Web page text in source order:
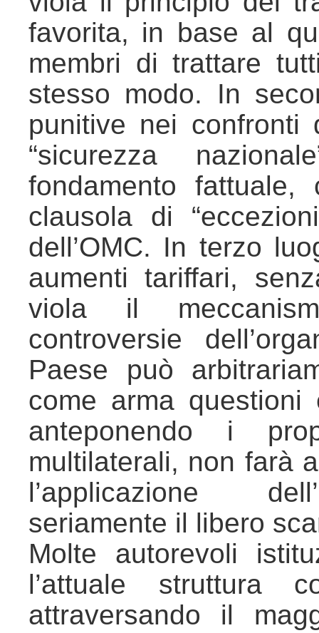
favorita, in base al
membri di trattare
stesso modo. In
punitive nei
“sicurezza
fondamento
clausola di
dell’OMC. In terzo
aumenti tariffari,
viola il
controversie
Paese può
come arma questioni
anteponendo i
multilaterali, non farà
l’applicazione
seriamente il libero
Molte autorevoli
l’attuale struttura
attraversando il